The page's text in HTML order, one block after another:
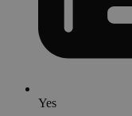
Yes